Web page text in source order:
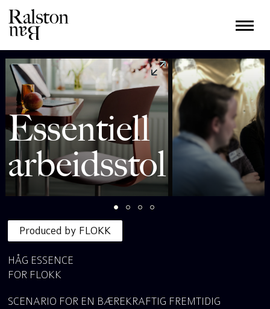
Essentiell
arbeidsstol
Produced by FLOKK
HÅG ESSENCE
FOR FLOKK
SCENARIO FOR EN BÆREKRAFTIG FREMTIDIG